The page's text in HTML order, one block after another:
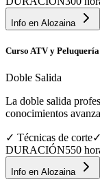
Info en Alozaina
Curso ATV y
Doble Salida
La doble salida
conocimientos
✓ Técnicas de corte✓
DURACIÓN550
Info en Alozaina